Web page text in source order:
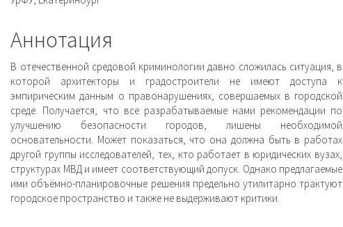
содержимое
статьи
Аннотация
В отечественной средовой криминологии давно сложилась ситуация, в
которой архитекторы и градостроители не имеют доступа к
эмпирическим данным о правонарушениях, совершаемых в городской
среде. Получается, что все разрабатываемые нами рекомендации по
улучшению безопасности городов, лишены необходимой
основательности. Может показаться, что она должна быть в работах
другой группы исследователей, тех, кто работает в юридических вузах,
структурах МВД и имеет соответствующий допуск. Однако предлагаемые
ими объёмно-планировочные решения предельно утилитарно трактуют
городское пространство и также не выдерживают критики.